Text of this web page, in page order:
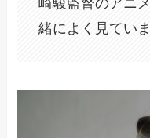
崎駿監督のアニ
緒によく見ていま